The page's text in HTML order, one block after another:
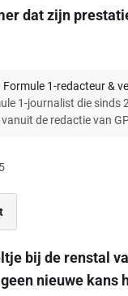
dat zijn
Formule 1-redacteur &
1-journalist die sinds
de redactie van
bij de renstal
nieuwe kans